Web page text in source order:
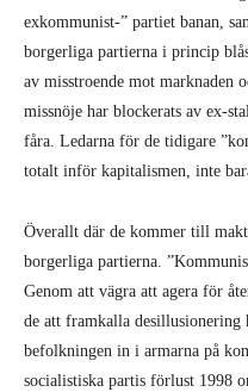
exkommunist-” partiet banan,
borgerliga partierna i princip
av misstroende mot marknaden
missnöje har blockerats av ex-
fåra. Ledarna för de tidigare
totalt inför kapitalismen, inte
Överallt där de kommer till
borgerliga partierna.
Genom att vägra att agera för
de att framkalla desillusionering
befolkningen in i armarna på
socialistiska partis förlust 1998